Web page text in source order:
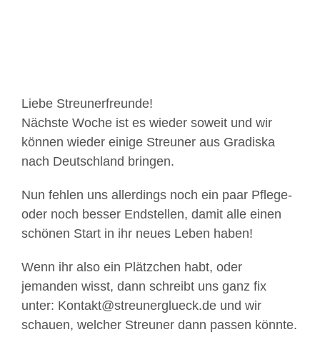
Liebe Streunerfreunde!
Nächste Woche ist es wieder soweit und wir
können wieder einige Streuner aus Gradiska
nach Deutschland bringen.
Nun fehlen uns allerdings noch ein paar Pflege-
oder noch besser Endstellen, damit alle einen
schönen Start in ihr neues Leben haben!
Wenn ihr also ein Plätzchen habt, oder
jemanden wisst, dann schreibt uns ganz fix
unter: Kontakt@streunerglueck.de und wir
schauen, welcher Streuner dann passen könnte.